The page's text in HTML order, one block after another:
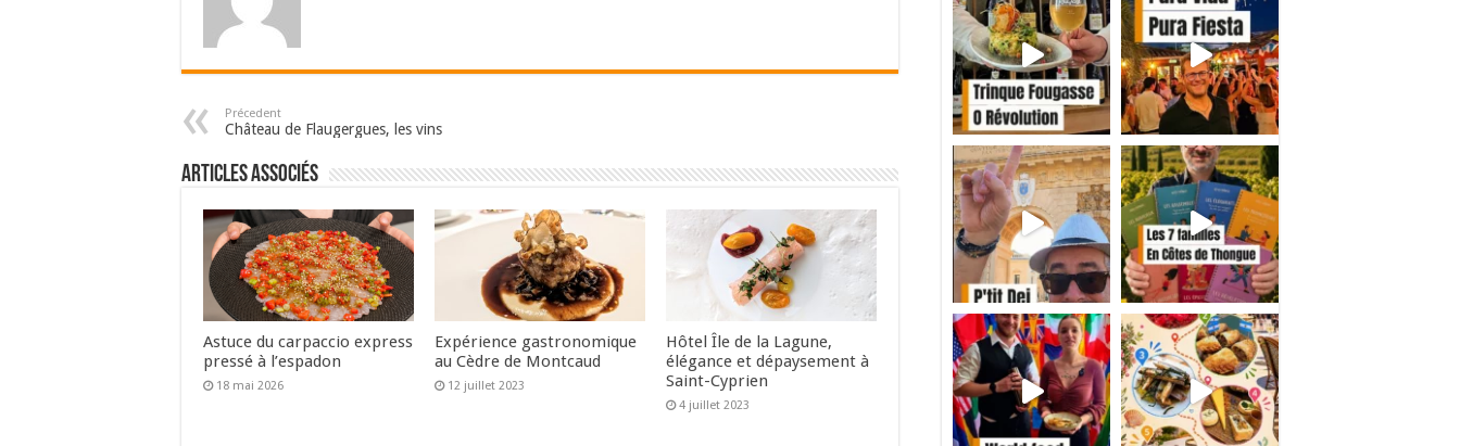
Précedent
Château de Flaugergues, les vins
Articles associés
Astuce du carpaccio express
pressé à l’espadon
18 mai 2026
Expérience gastronomique
au Cèdre de Montcaud
12 juillet 2023
Hôtel Île de la Lagune,
élégance et dépaysement à
Saint-Cyprien
4 juillet 2023